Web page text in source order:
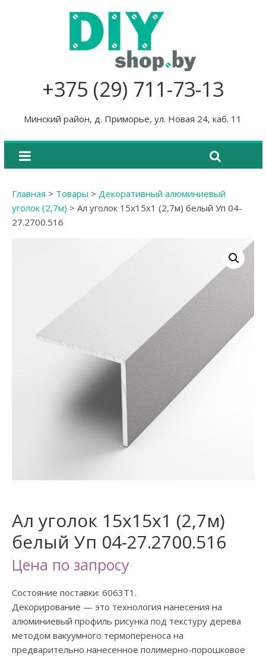
+375 (29) 711-73-13
Минский район, д. Приморье, ул. Новая 24, каб. 11
Главная > Товары > Декоративный алюминиевый
уголок (2,7м) > Ал уголок 15х15х1 (2,7м) белый Уп 04-
27.2700.516
Ал уголок 15х15х1 (2,7м)
белый Уп 04-27.2700.516
Цена по запросу
Состояние поставки: 6063T1.
Декорирование — это технология нанесения на
алюминиевый профиль рисунка под текстуру дерева
методом вакуумного термопереноса на
предварительно нанесенное полимерно-порошковое